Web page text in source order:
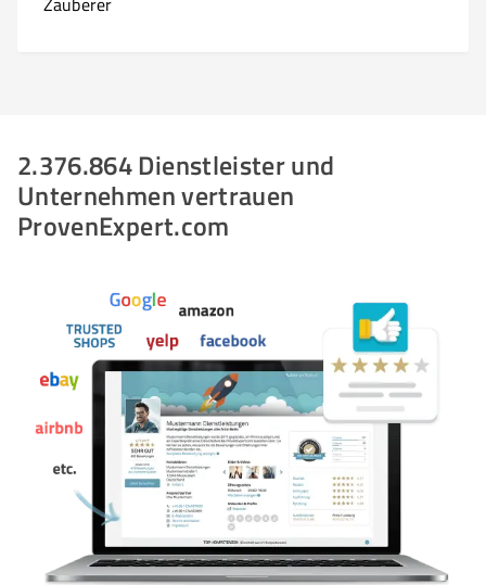
2.376.864 Dienstleister und
Unternehmen vertrauen
ProvenExpert.com